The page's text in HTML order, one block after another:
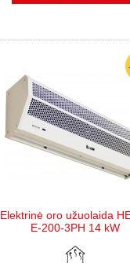
Elektrinė oro užuolaida
E-200-3PH 14 kW